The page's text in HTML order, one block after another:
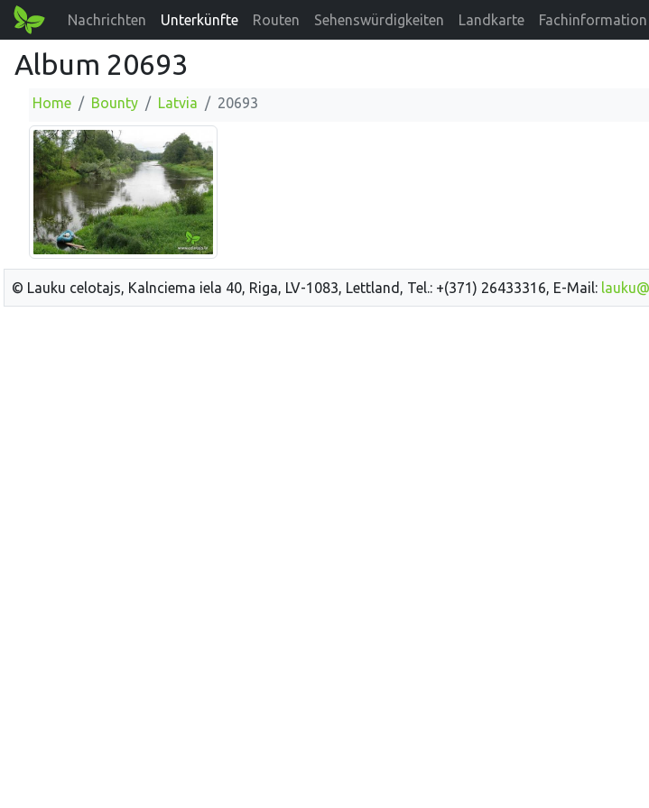
Nachrichten Unterkünfte Routen Sehenswürdigkeiten Landkarte Fachinformation
Album 20693
Home Bounty Latvia 20693
© Lauku celotajs, Kalnciema iela 40, Riga, LV-1083, Lettland, Tel.: +(371) 26433316, E-Mail: